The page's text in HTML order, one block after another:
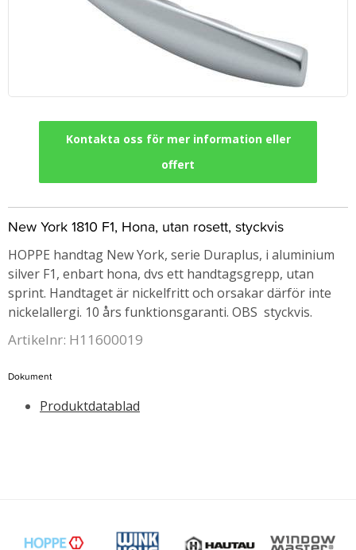
Kontakta oss för mer information eller
offert
New York 1810 F1, Hona, utan rosett, styckvis
HOPPE handtag New York, serie Duraplus, i aluminium
silver F1, enbart hona, dvs ett handtagsgrepp, utan
sprint. Handtaget är nickelfritt och orsakar därför inte
nickelallergi. 10 års funktionsgaranti. OBS styckvis.
Artikelnr: H11600019
Dokument
Produktdatablad